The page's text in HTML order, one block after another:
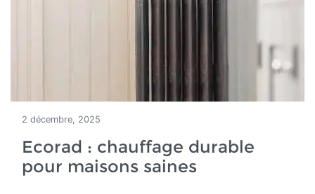
2 décembre, 2025
Ecorad : chauffage durable
pour maisons saines